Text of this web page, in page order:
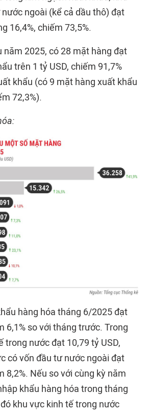
ngoài (kể cả dầu thô) đạt
16,4%, chiếm 73,5%.
năm 2025, có 28 mặt hàng đạt
trên 1 tỷ USD, chiếm 91,7%
khẩu (có 9 mặt hàng xuất khẩu
72,3%).
hàng hóa tháng 6/2025 đạt
6,1% so với tháng trước. Trong
trong nước đạt 10,79 tỷ USD,
có vốn đầu tư nước ngoài đạt
8,2%. Nếu so với cùng kỳ năm
khẩu hàng hóa trong tháng
khu vực kinh tế trong nước